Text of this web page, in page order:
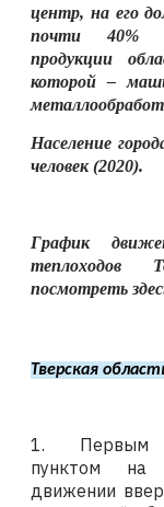
центр, на его
почти 40%
продукции
которой –
Население
человек (2020).
График
теплоходов
посмотреть
Тверская
1. Первым
пунктом на
движении